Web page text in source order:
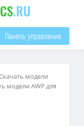
.RU
Панель управления
модели
модели AWP для